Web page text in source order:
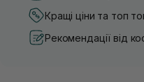
Кращі ціни та топ
Рекомендації від